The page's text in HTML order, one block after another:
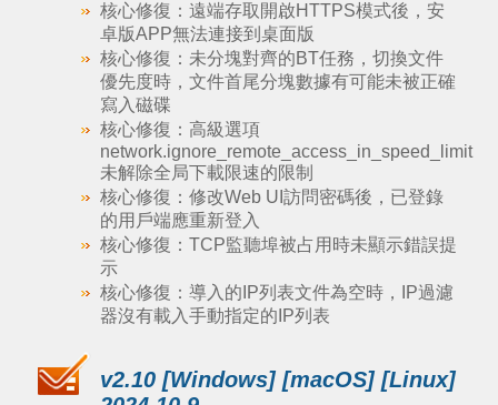
核心修復：遠端存取開啟HTTPS模式後，安
卓版APP無法連接到桌面版
核心修復：未分塊對齊的BT任務，切換文件
優先度時，文件首尾分塊數據有可能未被正確
寫入磁碟
核心修復：高級選項
network.ignore_remote_access_in_speed_limit
未解除全局下載限速的限制
核心修復：修改Web UI訪問密碼後，已登錄
的用戶端應重新登入
核心修復：TCP監聽埠被占用時未顯示錯誤提
示
核心修復：導入的IP列表文件為空時，IP過濾
器沒有載入手動指定的IP列表
v2.10 [Windows] [macOS] [Linux]